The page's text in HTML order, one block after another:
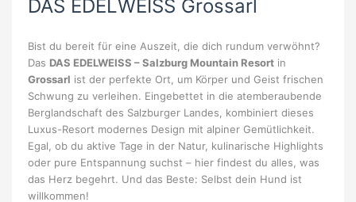
DAS EDELWEISS Grossarl
Bist du bereit für eine Auszeit, die dich rundum verwöhnt?
Das DAS EDELWEISS – Salzburg Mountain Resort in
Grossarl ist der perfekte Ort, um Körper und Geist frischen
Schwung zu verleihen. Eingebettet in die atemberaubende
Berglandschaft des Salzburger Landes, kombiniert dieses
Luxus-Resort modernes Design mit alpiner Gemütlichkeit.
Egal, ob du aktive Tage in der Natur, kulinarische Highlights
oder pure Entspannung suchst – hier findest du alles, was
das Herz begehrt. Und das Beste: Selbst dein Hund ist
willkommen!